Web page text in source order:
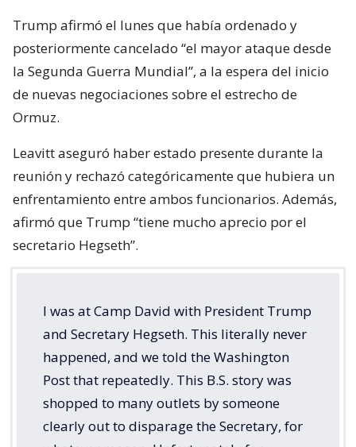
Trump afirmó el lunes que había ordenado y
posteriormente cancelado “el mayor ataque desde
la Segunda Guerra Mundial”, a la espera del inicio
de nuevas negociaciones sobre el estrecho de
Ormuz.
Leavitt aseguró haber estado presente durante la
reunión y rechazó categóricamente que hubiera un
enfrentamiento entre ambos funcionarios. Además,
afirmó que Trump “tiene mucho aprecio por el
secretario Hegseth”.
I was at Camp David with President Trump
and Secretary Hegseth. This literally never
happened, and we told the Washington
Post that repeatedly. This B.S. story was
shopped to many outlets by someone
clearly out to disparage the Secretary, for